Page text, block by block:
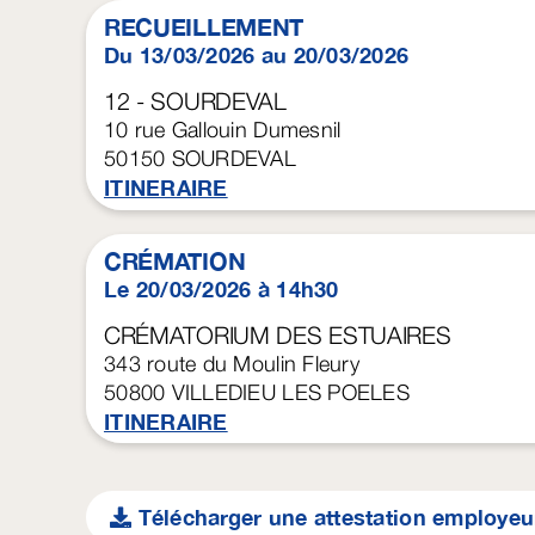
RECUEILLEMENT
Du 13/03/2026 au 20/03/2026
12 - SOURDEVAL
10 rue Gallouin Dumesnil
50150 SOURDEVAL
ITINERAIRE
CRÉMATION
Le 20/03/2026 à 14h30
CRÉMATORIUM DES ESTUAIRES
343 route du Moulin Fleury
50800 VILLEDIEU LES POELES
ITINERAIRE
Télécharger une attestation